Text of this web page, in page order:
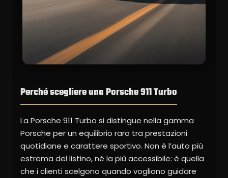
Perché scegliere una Porsche 911 Turbo
La Porsche 911 Turbo si distingue nella gamma
Porsche per un equilibrio raro tra prestazioni
quotidiane e carattere sportivo. Non è l’auto più
estrema del listino, né la più accessibile: è quella
che i clienti scelgono quando vogliono guidare